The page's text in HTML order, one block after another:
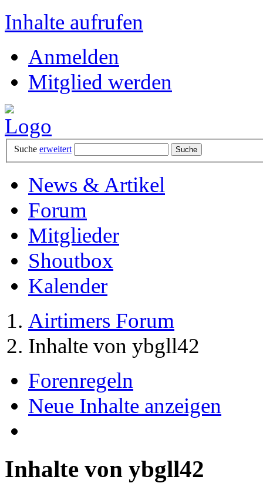
Inhalte aufrufen
Anmelden
Mitglied werden
Suche erweitert
News & Artikel
Forum
Mitglieder
Shoutbox
Kalender
Airtimers Forum
Inhalte von ybgll42
Forenregeln
Neue Inhalte anzeigen
Inhalte von ybgll42